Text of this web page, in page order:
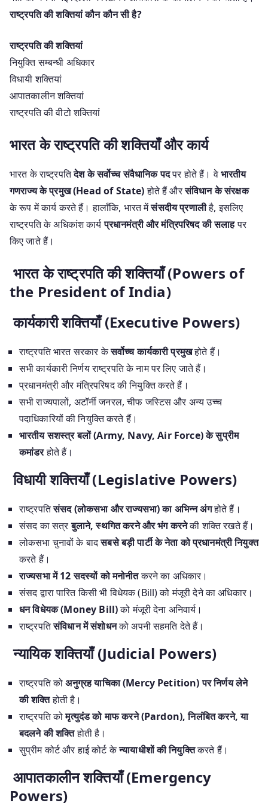
राष्ट्रपति की शक्तियां कौन कौन सी है?
राष्ट्रपति की शक्तियां
नियुक्ति सम्बन्धी अधिकार
विधायी शक्तियां
आपातकालीन शक्तियां
राष्ट्रपति की वीटो शक्तियां
भारत के राष्ट्रपति की शक्तियाँ और कार्य
भारत के राष्ट्रपतिदेश के सर्वोच्च संवैधानिक पदपर होते हैं। वेभारतीय
गणराज्य के प्रमुख (Head of State)होते हैं औरसंविधान के संरक्षक
के रूप में कार्य करते हैं। हालाँकि, भारत मेंसंसदीय प्रणालीहै, इसलिए
राष्ट्रपति के अधिकांश कार्यप्रधानमंत्री और मंत्रिपरिषद की सलाहपर
किए जाते हैं।
भारत के राष्ट्रपति की शक्तियाँ (Powers of
the President of India)
कार्यकारी शक्तियाँ (Executive Powers)
राष्ट्रपति भारत सरकार केसर्वोच्च कार्यकारी प्रमुखहोते हैं।
सभी कार्यकारी निर्णय राष्ट्रपति के नाम पर लिए जाते हैं।
प्रधानमंत्री और मंत्रिपरिषद की नियुक्ति करते हैं।
सभी राज्यपालों, अटॉर्नी जनरल, चीफ जस्टिस और अन्य उच्च
पदाधिकारियों की नियुक्ति करते हैं।
भारतीय सशस्त्र बलों (Army, Navy, Air Force) के सुप्रीम
कमांडरहोते हैं।
विधायी शक्तियाँ (Legislative Powers)
राष्ट्रपतिसंसद (लोकसभा और राज्यसभा) का अभिन्न अंगहोते हैं।
संसद का सत्रबुलाने, स्थगित करने और भंग करनेकी शक्ति रखते हैं।
लोकसभा चुनावों के बादसबसे बड़ी पार्टी के नेता को प्रधानमंत्री नियुक्त
करते हैं।
राज्यसभा में 12 सदस्यों को मनोनीतकरने का अधिकार।
संसद द्वारा पारित किसी भी विधेयक (Bill) को मंजूरी देने का अधिकार।
धन विधेयक (Money Bill)को मंजूरी देना अनिवार्य।
राष्ट्रपतिसंविधान में संशोधनको अपनी सहमति देते हैं।
न्यायिक शक्तियाँ (Judicial Powers)
राष्ट्रपति कोअनुग्रह याचिका (Mercy Petition) पर निर्णय लेने
की शक्तिहोती है।
राष्ट्रपति कोमृत्युदंड को माफ करने (Pardon), निलंबित करने, या
बदलने की शक्तिहोती है।
सुप्रीम कोर्ट और हाई कोर्ट केन्यायाधीशों की नियुक्तिकरते हैं।
आपातकालीन शक्तियाँ (Emergency
Powers)